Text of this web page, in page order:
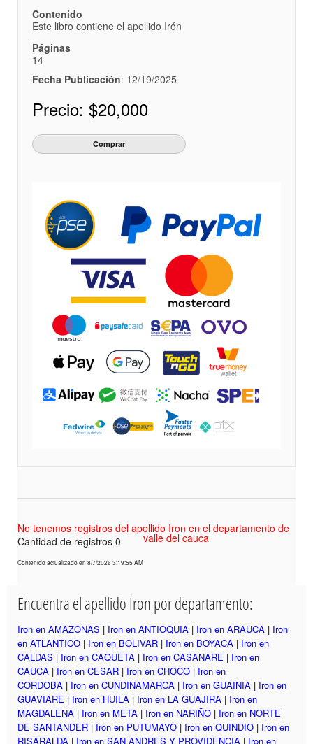
Contenido
Este libro contiene el apellido Irón
Páginas
14
Fecha Publicación: 12/19/2025
Precio: $20,000
No tenemos registros del apellido Iron en el departamento de
valle del cauca
Cantidad de registros 0
Contenido actualizado en 8/7/2026 3:19:55 AM
Encuentra el apellido Iron por departamento:
Iron en AMAZONAS | Iron en ANTIOQUIA | Iron en ARAUCA | Iron
en ATLANTICO | Iron en BOLIVAR | Iron en BOYACA | Iron en
CALDAS | Iron en CAQUETA | Iron en CASANARE | Iron en
CAUCA | Iron en CESAR | Iron en CHOCO | Iron en
CORDOBA | Iron en CUNDINAMARCA | Iron en GUAINIA | Iron en
GUAVIARE | Iron en HUILA | Iron en LA GUAJIRA | Iron en
MAGDALENA | Iron en META | Iron en NARIÑO | Iron en NORTE
DE SANTANDER | Iron en PUTUMAYO | Iron en QUINDIO | Iron en
RISARALDA | Iron en SAN ANDRES Y PROVIDENCIA | Iron en